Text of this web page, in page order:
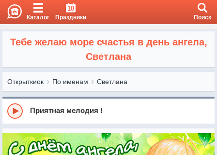
Каталог
10
Праздники Поиск
Тебе желаю море счастья в день ангела,
Светлана
Открыткиок По именам Светлана
Приятная мелодия !